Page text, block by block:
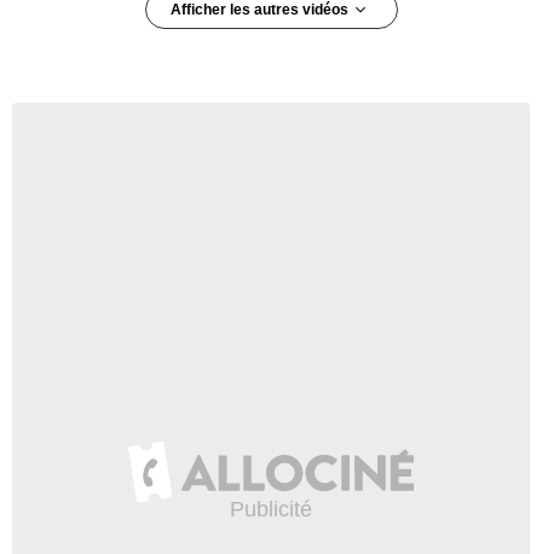
Afficher les autres vidéos
Boardwalk Empire - saison 3